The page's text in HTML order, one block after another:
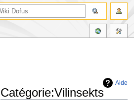
Aide
Catégorie:Vilinsekts